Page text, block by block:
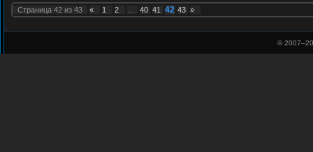
Страница 42 из 43 « 1 2 40 41 42 43 »
© 2007–